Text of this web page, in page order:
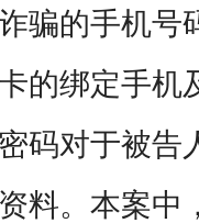
骗的手机号
的绑定手机
密码对于被告
资料。本案中